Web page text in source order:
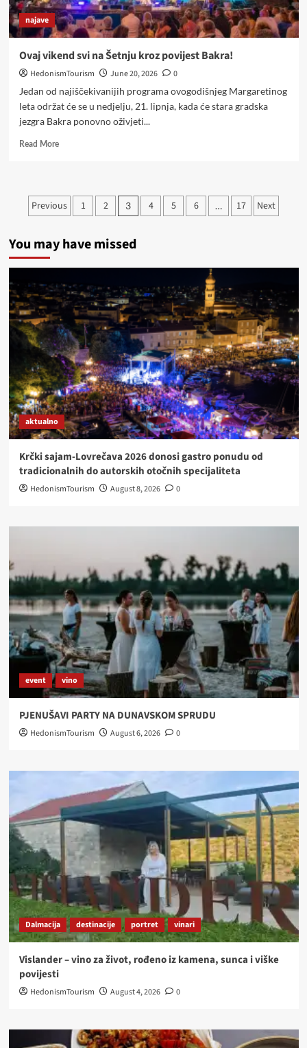
pogled
za
pamćenje
najave
Ovaj vikend svi na Šetnju kroz povijest Bakra!
HedonismTourism June 20, 2026
0
Jedan od najiščekivanijih programa ovogodišnjeg Margaretinog
leta održat će se u nedjelju, 21. lipnja, kada će stara gradska
jezgra Bakra ponovno oživjeti...
Read MoreRead
svi
kroz
Posts
Previous 1 2 3 4 5 6 … 17 Next
You may have missed
aktualno
Krčki sajam-Lovrečava 2026 donosi gastro ponudu od
tradicionalnih do autorskih otočnih specijaliteta
HedonismTourism August 8, 2026 0
event vino
PJENUŠAVI PARTY NA DUNAVSKOM SPRUDU
HedonismTourism August 6, 2026 0
Dalmacija destinacije portret vinari
Vislander – vino za život, rođeno iz kamena, sunca i viške
povijesti
HedonismTourism August 4, 2026 0